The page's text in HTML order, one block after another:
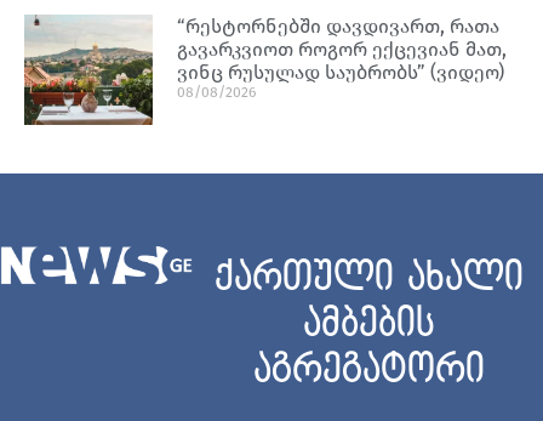
“რესტორნებში დავდივართ, რათა
გავარკვიოთ როგორ ექცევიან მათ,
ვინც რუსულად საუბრობს” (ვიდეო)
08/08/2026
ქართული ახალი
ამბების
აგრეგატორი